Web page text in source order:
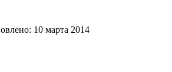
10 марта 2014